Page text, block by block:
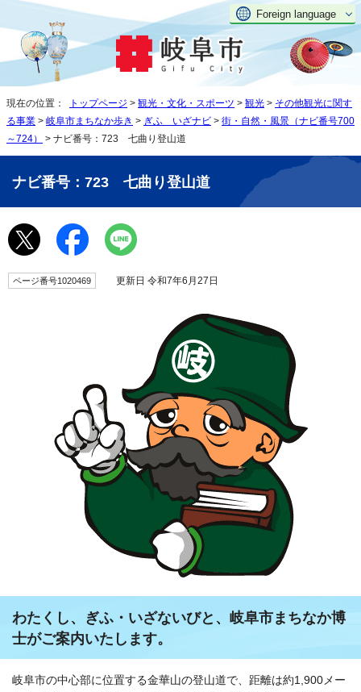
Foreign language
現在の位置： トップページ > 観光・文化・スポーツ > 観光 > その他観光に関す
る事業 > 岐阜市まちなか歩き > ぎふ いざナビ > 街・自然・風景（ナビ番号700
～724）
> ナビ番号：723 七曲り登山道
ナビ番号：723 七曲り登山道
ページ番号1020469 更新日 令和7年6月27日
わたくし、ぎふ・いざないびと、岐阜市まちなか博
士がご案内いたします。
岐阜市の中心部に位置する金華山の登山道で、距離は約1,900メー